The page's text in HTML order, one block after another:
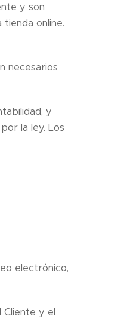
y son
online.
necesarios
y
la ley. Los
electrónico,
Cliente y el